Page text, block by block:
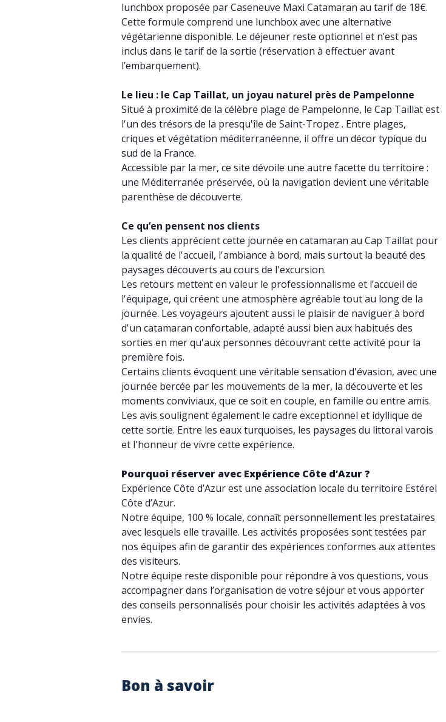
lunchbox proposée par Caseneuve Maxi Catamaran au tarif de 18€.
Cette formule comprend une lunchbox avec une alternative
végétarienne disponible. Le déjeuner reste optionnel et n’est pas
inclus dans le tarif de la sortie (réservation à effectuer avant
l’embarquement).
Le lieu : le Cap Taillat, un joyau naturel près de Pampelonne
Situé à proximité de la célèbre plage de Pampelonne, le Cap Taillat est
l'un des trésors de la presqu'île de Saint-Tropez . Entre plages,
criques et végétation méditerranéenne, il offre un décor typique du
sud de la France.
Accessible par la mer, ce site dévoile une autre facette du territoire :
une Méditerranée préservée, où la navigation devient une véritable
parenthèse de découverte.
Ce qu’en pensent nos clients
Les clients apprécient cette journée en catamaran au Cap Taillat pour
la qualité de l'accueil, l'ambiance à bord, mais surtout la beauté des
paysages découverts au cours de l'excursion.
Les retours mettent en valeur le professionnalisme et l’accueil de
l'équipage, qui créent une atmosphère agréable tout au long de la
journée. Les voyageurs ajoutent aussi le plaisir de naviguer à bord
d'un catamaran confortable, adapté aussi bien aux habitués des
sorties en mer qu'aux personnes découvrant cette activité pour la
première fois.
Certains clients évoquent une véritable sensation d'évasion, avec une
journée bercée par les mouvements de la mer, la découverte et les
moments conviviaux, que ce soit en couple, en famille ou entre amis.
Les avis soulignent également le cadre exceptionnel et idyllique de
cette sortie. Entre les eaux turquoises, les paysages du littoral varois
et l'honneur de vivre cette expérience.
Pourquoi réserver avec Expérience Côte d’Azur ?
Expérience Côte d’Azur est une association locale du territoire Estérel
Côte d’Azur.
Notre équipe, 100 % locale, connaît personnellement les prestataires
avec lesquels elle travaille. Les activités proposées sont testées par
nos équipes afin de garantir des expériences conformes aux attentes
des visiteurs.
Notre équipe reste disponible pour répondre à vos questions, vous
accompagner dans l’organisation de votre séjour et vous apporter
des conseils personnalisés pour choisir les activités adaptées à vos
envies.
Bon à savoir